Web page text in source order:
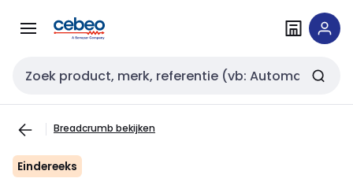
naar
naar
Zoekveld invoer
Breadcrumb bekijken
Eindereeks